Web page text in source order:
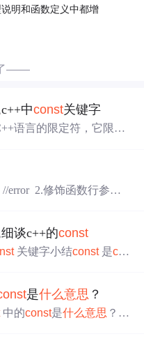
明和函数定义中都增
——
中const关键字
语言的限定符，它限定
2.const作用在编译时，具
2.修饰函数行参，
i;谈c++的const
关键字小结const是co
言的const特点const
变量 只是 只读变量c语
是什么意思 ？
中的const是什么意思 ？